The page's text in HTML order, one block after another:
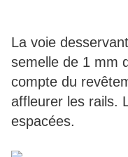
La voie
semelle de 1 mm
compte du
affleurer les rails.
espacées.